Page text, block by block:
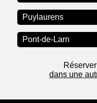
Puylaurens
Pont-de-Larn
dans une